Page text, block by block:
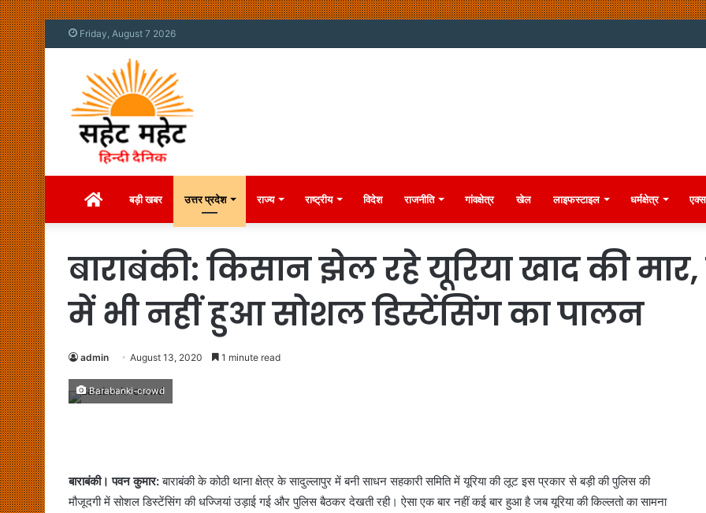
Friday, August 7 2026
Homeबड़ी खबर उत्तर प्रदेश राज्य राष्ट्रीय विदेश राजनीति गांवक्षेत्र खेल लाइफस्टाइल धर्मक्षेत्र
बाराबंकी: किसान झेल रहे यूरिया खाद की
में भी नहीं हुआ सोशल डिस्टेंसिंग का पालन
admin August 13, 2020 1 minute read
Barabanki-crowd
बाराबंकी। पवन कुमार:बाराबंकी के कोठी थाना क्षेत्र के सादुल्लापुर में बनी साधन सहकारी समिति में यूरिया की लूट इस प्रकार से बड़ी की पुलिस की
मौजूदगी में सोशल डिस्टेंसिंग की धज्जियां उड़ाई गई और पुलिस बैठकर देखती रही। ऐसा एक बार नहीं कई बार हुआ है जब यूरिया की किल्लतो का सामना